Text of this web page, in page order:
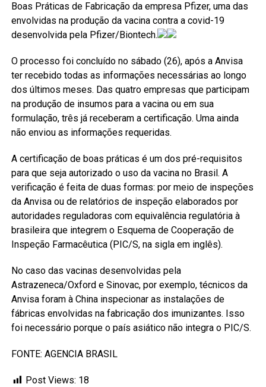
Boas Práticas de Fabricação da empresa Pfizer, uma das
envolvidas na produção da vacina contra a covid-19
desenvolvida pela Pfizer/Biontech.
O processo foi concluído no sábado (26), após a Anvisa
ter recebido todas as informações necessárias ao longo
dos últimos meses. Das quatro empresas que participam
na produção de insumos para a vacina ou em sua
formulação, três já receberam a certificação. Uma ainda
não enviou as informações requeridas.
A certificação de boas práticas é um dos pré-requisitos
para que seja autorizado o uso da vacina no Brasil. A
verificação é feita de duas formas: por meio de inspeções
da Anvisa ou de relatórios de inspeção elaborados por
autoridades reguladoras com equivalência regulatória à
brasileira que integrem o Esquema de Cooperação de
Inspeção Farmacêutica (PIC/S, na sigla em inglês).
No caso das vacinas desenvolvidas pela
Astrazeneca/Oxford e Sinovac, por exemplo, técnicos da
Anvisa foram à China inspecionar as instalações de
fábricas envolvidas na fabricação dos imunizantes. Isso
foi necessário porque o país asiático não integra o PIC/S.
FONTE: AGENCIA BRASIL
Post Views: 18